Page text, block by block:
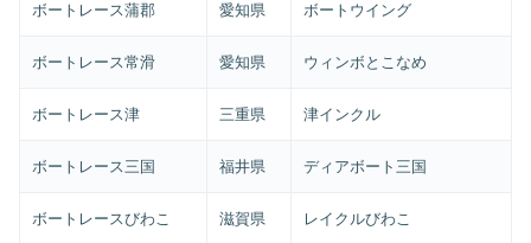
ボートレース蒲郡 愛知県 ボートウイング
ボートレース常滑 愛知県 ウィンボとこなめ
ボートレース津 三重県 津インクル
ボートレース三国 福井県 ディアボート三国
ボートレースびわこ 滋賀県 レイクルびわこ